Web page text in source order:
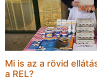
Mi is az a rövid
a REL?